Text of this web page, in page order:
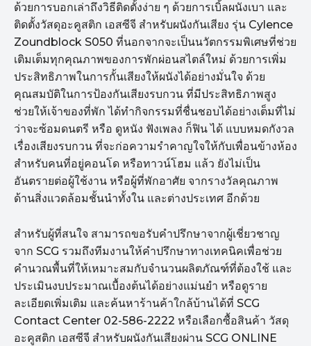
ด้วยการบอกเล่าถึงวิธีติดตั้งง่าย ๆ ด้วยการเบิ้ลผนังเบา และ
ติดตั้งวัสดุอะคูสติก เอสซีจี สำหรับผนังกันเสียง รุ่น Cylence
Zoundblock S050 ที่นอกจากจะเป็นนวัตกรรมพิเศษที่ช่วย
เติมเต็มทุกคุณภาพของการพักผ่อนสไตล์ใหม่ ด้วยการเพิ่ม
ประสิทธิภาพในการกั้นเสียงให้ผนังได้อย่างมั่นใจ ด้วย
คุณสมบัติในการป้องกันเสียงรบกวน ที่มีประสิทธิภาพสูง
ช่วยให้เจ้าของที่พัก ได้ทำกิจกรรมที่ชื่นชอบได้อย่างเต็มที่ไม่
ว่าจะซ้อมดนตรี หรือ ดูหนัง ฟังเพลง ก็ฟิน ได้ แบบหมดกังวล
เรื่องเสียงรบกวน ที่จะก่อความรำคาญใจให้กับเพื่อนข้างห้อง
สำหรับคนที่อยู่คอนโด หรือทาวน์โฮม แล้ว ยังไม่เป็น
อันตรายต่อผู้ใช้งาน หรือผู้ที่พักอาศัย จากรางวัลคุณภาพ
ด้านสิ่งแวดล้อมชั้นนำทั้งใน และต่างประเทศ อีกด้วย
สำหรับผู้ที่สนใจ สามารถขอรับคำปรึกษาจากผู้เชี่ยวชาญ
จาก SCG รวมถึงทีมงานให้คำปรึกษาทางเทคนิคเพื่อช่วย
คำนวณพื้นที่ให้เหมาะสมกับจำนวนผลิตภัณฑ์ที่ต้องใช้ และ
ประเมินงบประมาณเบื้องต้นได้อย่างแม่นยำ หรือดูราย
ละเอียดเพิ่มเติม และค้นหาร้านค้าใกล้บ้านได้ที่ SCG
Contact Center 02-586-2222 หรือเลือกซื้อสินค้า วัสดุ
อะคูสติก เอสซีจี สำหรับผนังกันเสียงผ่าน SCG ONLINE